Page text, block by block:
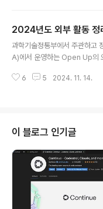
벽하기 되지 않아 살짝 불안하
간의 시간이 있으니 가서 해봐
냈고 월요일부터 목요일까지 일
해 MBUX팀과 Vehicle HAL관
2024년도 외부 활동 정
과학기술정통부에서 주관하고
A)에서 운영하는 Open Up의
장려하기 위해 오래전부터 지원
멘토링, 컨퍼런스 참여를 할 수
없어진다고 해서 안하는 것은
과 강제성이 없어져 많이 느슨
외부 활동은 어느 정도 끝난 것
히 글을 적어보고자 한다. 블
인화원 세미나, 컨퍼런스 발표 및
6 5 2024. 11. 14.
이 블로그 인기글